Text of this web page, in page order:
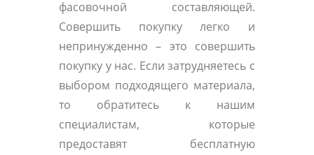
фасовочной составляющей.
Совершить покупку легко и
непринужденно – это совершить
покупку у нас. Если затрудняетесь с
выбором подходящего материала,
то обратитесь к нашим
специалистам, которые
предоставят бесплатную